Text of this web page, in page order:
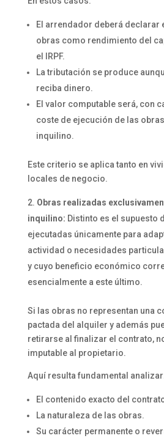
El arrendador deberá declarar
obras como rendimiento del
el IRPF.
La tributación se produce
reciba dinero.
El valor computable será, con
coste de ejecución de las
inquilino.
Este criterio se aplica tanto en
locales de negocio.
Obras realizadas
inquilino: Distinto es el supuesto
ejecutadas únicamente para
actividad o necesidades
y cuyo beneficio económico
esencialmente a este último.
Si las obras no representan una
pactada del alquiler y además
retirarse al finalizar el contrato,
imputable al propietario.
Aquí resulta fundamental
El contenido exacto del
La naturaleza de las obras.
Su carácter permanente o